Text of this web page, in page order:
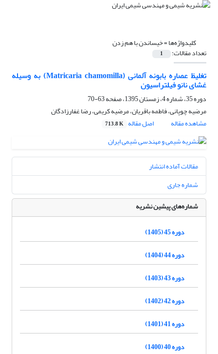
کلیدواژه‌ها =خیساندن با هم زدن
تعداد مقالات: 1
تغلیظ عصاره بابونه آلمانی (Matricaria chamomilla) به وسیله
غشای نانو فیلتراسیون
دوره 35، شماره 4، زمستان 1395، صفحه
63-70
مرضیه چوپانی، فاطمه باقریان، مرضیه کریمی، رضا غفارزادگان
مشاهده مقاله
اصل مقاله 713.8 K
مقالات آماده انتشار
شماره جاری
شماره‌های پیشین نشریه
دوره 45 (1405)
دوره 44 (1404)
دوره 43 (1403)
دوره 42 (1402)
دوره 41 (1401)
دوره 40 (1400)